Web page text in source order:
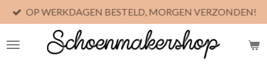
Ga
direct
naar
OP WERKDAGEN BESTELD, MORGEN VERZONDEN!